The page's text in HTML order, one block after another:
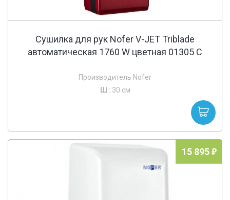
Сушилка для рук Nofer V-JET Triblade
автоматическая 1760 W цветная 01305 C
Производитель Nofer
Ш : 30 см
15 895